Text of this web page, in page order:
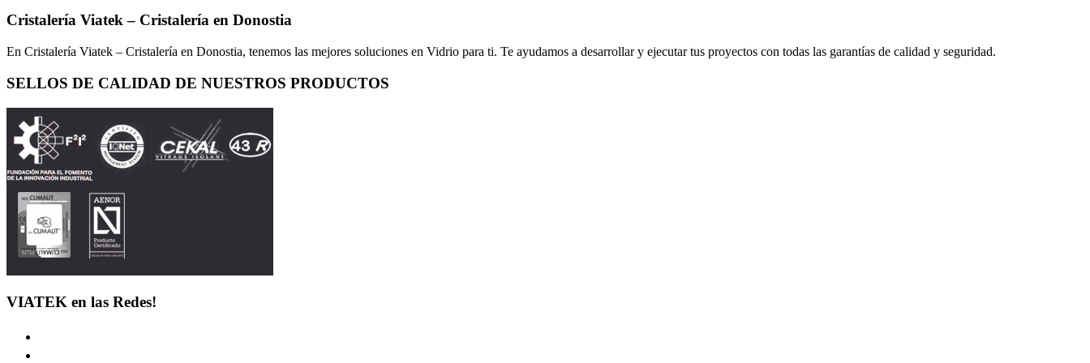
Cristalería Viatek – Cristalería en Donostia
En Cristalería Viatek – Cristalería en Donostia, tenemos las mejores soluciones en Vidrio para ti. Te ayudamos a desarrollar y ejecutar tus proyectos con todas las garantías de calidad y seguridad.
SELLOS DE CALIDAD DE NUESTROS PRODUCTOS
VIATEK en las Redes!